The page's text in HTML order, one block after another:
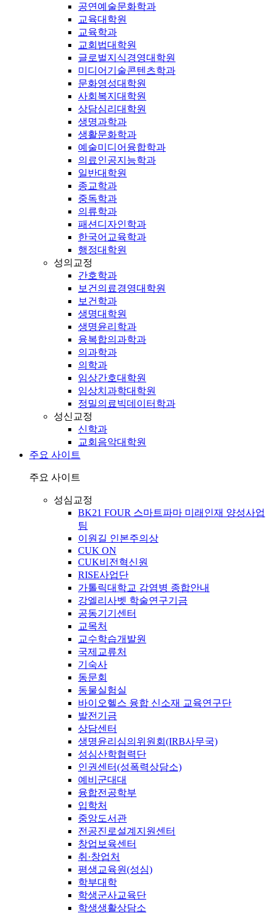
공연예술문화학과
교육대학원
교육학과
교회법대학원
글로벌지식경영대학원
미디어기술콘텐츠학과
문화영성대학원
사회복지대학원
상담심리대학원
생명과학과
생활문화학과
예술미디어융합학과
의료인공지능학과
일반대학원
종교학과
중독학과
의류학과
패션디자인학과
한국어교육학과
행정대학원
성의교정
간호학과
보건의료경영대학원
보건학과
생명대학원
생명윤리학과
융복합의과학과
의과학과
의학과
임상간호대학원
임상치과학대학원
정밀의료빅데이터학과
성신교정
신학과
교회음악대학원
주요 사이트
주요 사이트
성심교정
BK21 FOUR 스마트파마 미래인재 양성사업
팀
이원길 인본주의상
CUK ON
CUK비전혁신원
RISE사업단
가톨릭대학교 감염병 종합안내
강엘리사벳 학술연구기금
공동기기센터
교목처
교수학습개발원
국제교류처
기숙사
동문회
동물실험실
바이오헬스 융합 신소재 교육연구단
발전기금
상담센터
생명윤리심의위원회(IRB사무국)
성심산학협력단
인권센터(성폭력상담소)
예비군대대
융합전공학부
입학처
중앙도서관
전공진로설계지원센터
창업보육센터
취·창업처
평생교육원(성심)
학부대학
학생군사교육단
학생생활상담소